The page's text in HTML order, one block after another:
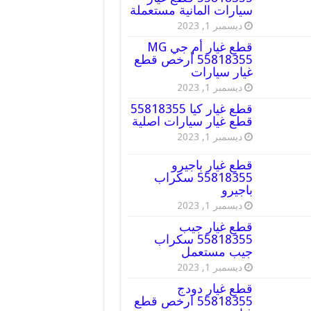
سيارات المانية مستعملة
ديسمبر 1, 2023
قطع غيار أم جي MG
55818355 أرخص قطع
غيار سيارات
ديسمبر 1, 2023
قطع غيار كيا 55818355
قطع غيار سيارات اصلية
ديسمبر 1, 2023
قطع غيار باجيرو
55818355 سكراب
باجيرو
ديسمبر 1, 2023
قطع غيار جيب
55818355 سكراب
جيب مستعمل
ديسمبر 1, 2023
قطع غيار دودج
55818355 ارخص قطع